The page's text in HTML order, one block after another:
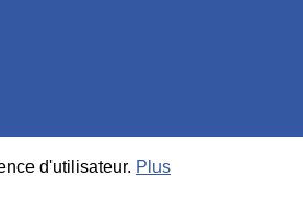
-
Social
d'utilisateur. Plus